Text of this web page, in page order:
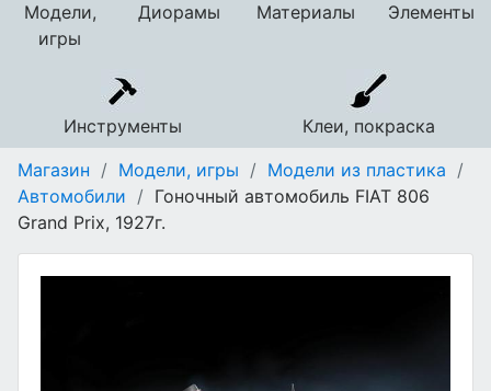
Модели,
игры
Диорамы Материалы Элементы
Инструменты
Клеи, покраска
Магазин / Модели, игры / Модели из пластика /
Автомобили / Гоночный автомобиль FIAT 806
Grand Prix, 1927г.